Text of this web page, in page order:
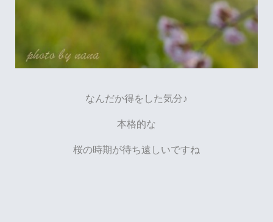
なんだか得をした気分♪
本格的な
桜の時期が待ち遠しいですね